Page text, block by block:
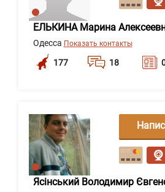
ЕЛЬКИНА Марина
Одесса Показать контакты
177 18
Ясінський Володимир